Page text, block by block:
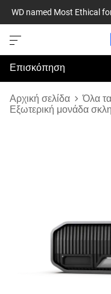
WD named Most Ethical
Επισκόπηση
Προδιαγραφές
Αρχική σελίδα
Όλα
Εξωτερική μονάδα